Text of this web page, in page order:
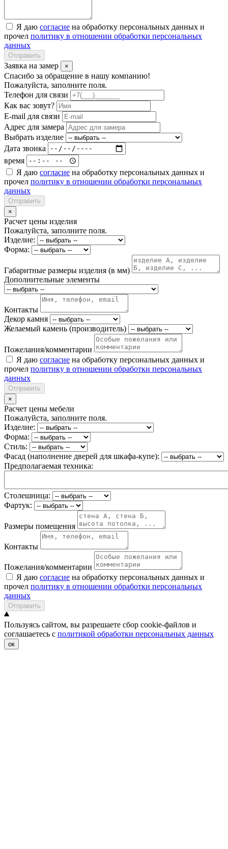
Я даю согласие на обработку персональных данных и
прочел политику в отношении обработки персональных
данных
Отправить
Заявка на замер ×
Спасибо за обращение в нашу компанию!
Пожалуйста, заполните поля.
Телефон для связи
Как вас зовут?
E-mail для связи
Адрес для замера
Выбрать изделие
Дата звонка
время
Я даю согласие на обработку персональных данных и
прочел политику в отношении обработки персональных
данных
Отправить
×
Расчет цены изделия
Пожалуйста, заполните поля.
Изделие:
Форма:
Габаритные размеры изделия (в мм)
Дополнительные элементы
Контакты
Декор камня
Желаемый камень (производитель)
Пожелания/комментарии
Я даю согласие на обработку персональных данных и
прочел политику в отношении обработки персональных
данных
Отправить
×
Расчет цены мебели
Пожалуйста, заполните поля.
Изделие:
Форма:
Стиль:
Фасад (наполнение дверей для шкафа-купе):
Предполагаемая техника:
Столешница:
Фартук:
Размеры помещения
Контакты
Пожелания/комментарии
Я даю согласие на обработку персональных данных и
прочел политику в отношении обработки персональных
данных
Отправить
Пользуясь сайтом, вы разрешаете сбор cookie-файлов и
соглашаетесь с политикой обработки персональных данных
ок